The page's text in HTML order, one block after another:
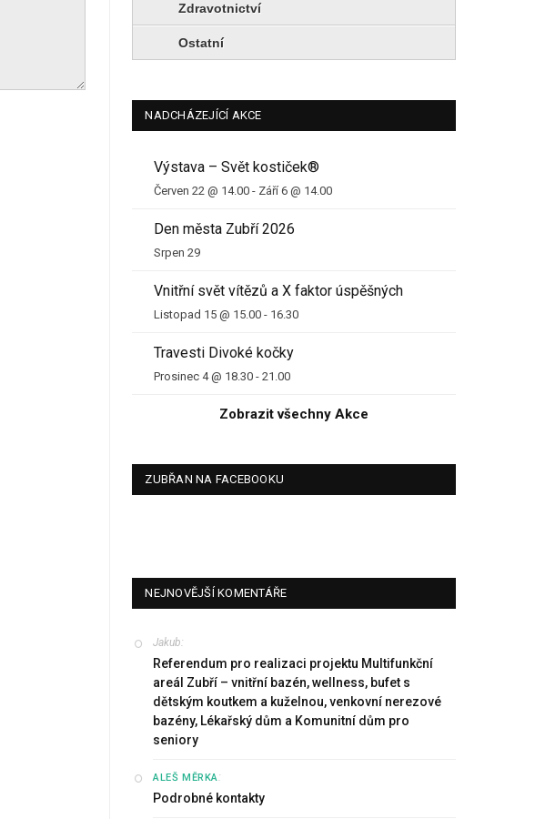
Zdravotnictví
Ostatní
NADCHÁZEJÍCÍ AKCE
Výstava – Svět kostiček®
Červen 22 @ 14.00 - Září 6 @ 14.00
Den města Zubří 2026
Srpen 29
Vnitřní svět vítězů a X faktor úspěšných
Listopad 15 @ 15.00 - 16.30
Travesti Divoké kočky
Prosinec 4 @ 18.30 -21.00
Zobrazit všechny Akce
ZUBŘAN NA FACEBOOKU
NEJNOVĚJŠÍ KOMENTÁŘE
Jakub:
Referendum pro realizaci projektu Multifunkční
areál Zubří – vnitřní bazén, wellness, bufet s
dětským koutkem a kuželnou, venkovní nerezové
bazény, Lékařský dům a Komunitní dům pro
seniory
ALEŠ MĚRKA:
Podrobné kontakty